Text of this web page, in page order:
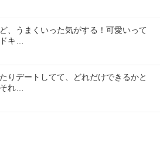
、うまくいった気がする！可愛いって
キ…
りデートしてて、どれだけできるかと
れ…